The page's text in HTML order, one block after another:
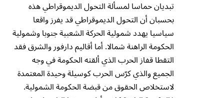
تبديان حماسا لمسألة التحول الديموقراطي هذه
بحسبان أن التحول الديموقراطي قد يفرز واقعا
سياسيا يهدد شمولية الحركة الشعبية جنوبا وشمولية
الحكومة الراهنة شمالا. أما أقاليم دارفور والشرق فقد
التقطا قفاز الحرب الذي ألقته الحكومة في وجه
الجميع والذي كرّس الحرب كوسيلة وحيدة المعتمدة
لاستخلاص الحقوق من قبضة الحكومة الشمولية.